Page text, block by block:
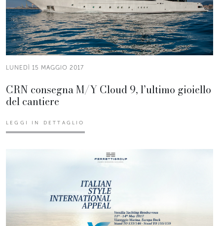
LUNEDÌ 15 MAGGIO 2017
CRN consegna M/Y Cloud 9, l’ultimo gioiello
del cantiere
LEGGI IN DETTAGLIO